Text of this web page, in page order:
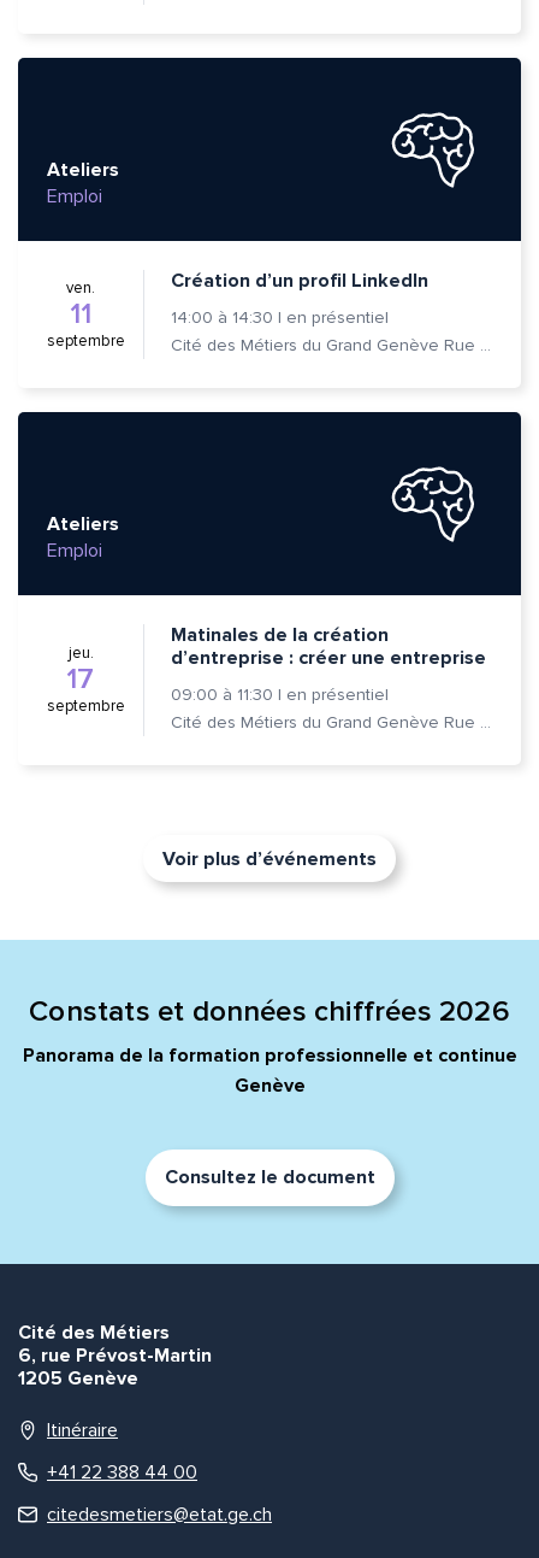
Ateliers
Emploi
ven.
11
septembre
Création d’un profil LinkedIn
14:00 à 14:30 | en présentiel
Cité des Métiers du Grand Genève Rue Prévost-Martin 6 1205 Genève
Ateliers
Emploi
jeu.
17
septembre
Matinales de la création
d’entreprise : créer une entreprise
09:00 à 11:30 | en présentiel
Cité des Métiers du Grand Genève Rue Prévost-Martin 6 1205 Genève
Voir plus d’événements
Constats et données chiffrées 2026
Panorama de la formation professionnelle et continue
Genève
Consultez le document
Cité des Métiers
6, rue Prévost-Martin
1205 Genève
Itinéraire
+41 22 388 44 00
citedesmetiers@etat.ge.ch